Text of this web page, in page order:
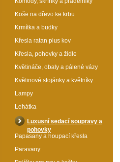
Koše na dřevo ke krbu
Krmítka a budky
Křesla ratan plus kov
Křesla, pohovky a židle
Květináče, obaly a pálené vázy
Květinové stojánky a květníky
Lampy
Lehátka
Luxusní sedací soupravy a
pohovky
Papasany a houpací křesla
Paravany